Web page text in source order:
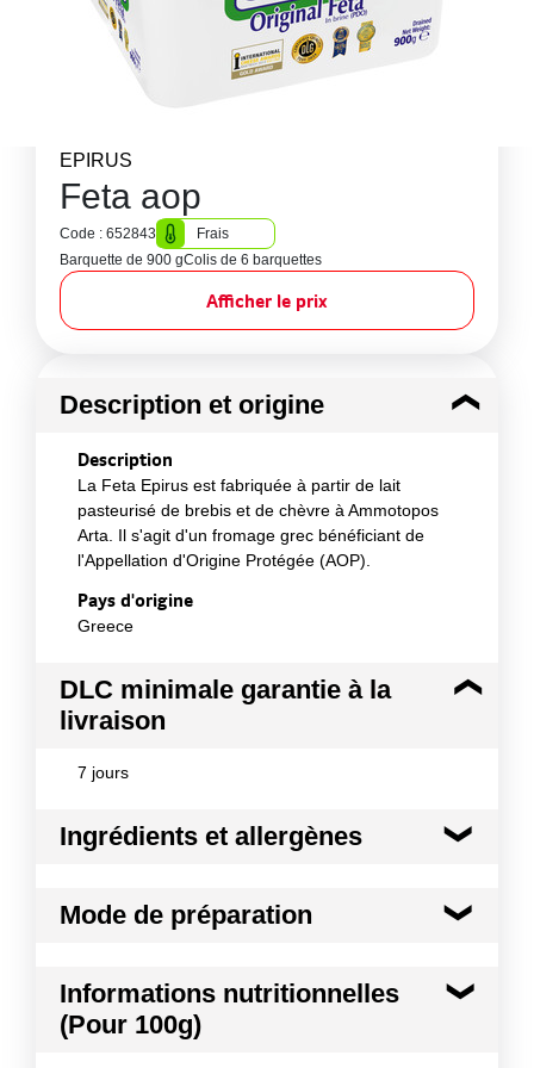
EPIRUS
Feta aop
Code : 652843
Frais
Barquette de 900 gColis de 6 barquettes
Afficher le prix
Description et origine
Description
La Feta Epirus est fabriquée à partir de lait
pasteurisé de brebis et de chèvre à Ammotopos
Arta. Il s'agit d'un fromage grec bénéficiant de
l'Appellation d'Origine Protégée (AOP).
Pays d'origine
Greece
DLC minimale garantie à la
livraison
7 jours
Ingrédients et allergènes
Lait de brebis, lait de chèvre (maximum 30 % du
Allergènes :
Lait et produits à base de lait
Mode de préparation
directement ou après cuisson.
Informations nutritionnelles
(Pour 100g)